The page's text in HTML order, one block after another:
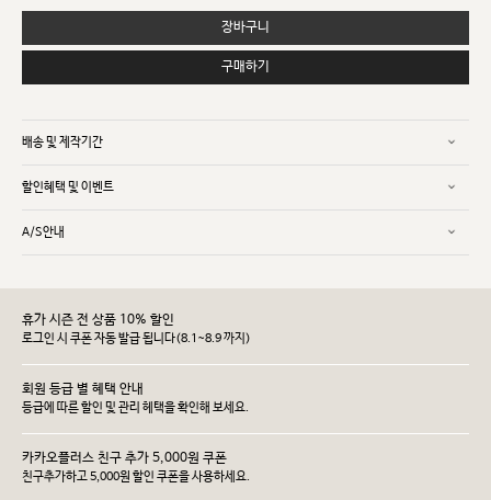
장바구니
구매하기
배송 및 제작기간
할인혜택 및 이벤트
A/S안내
휴가 시즌 전 상품 10% 할인
로그인 시 쿠폰 자동 발급 됩니다(8.1~8.9 까지)
회원 등급 별 혜택 안내
등급에 따른 할인 및 관리 헤택을 확인해 보세요.
카카오플러스 친구 추가 5,000원 쿠폰
친구추가하고 5,000원 할인 쿠폰을 사용하세요.